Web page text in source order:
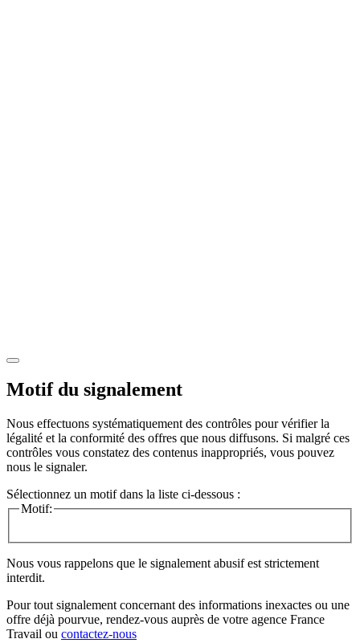
Motif du signalement
Nous effectuons systématiquement des contrôles pour vérifier la
légalité et la conformité des offres que nous diffusons. Si malgré ces
contrôles vous constatez des contenus inappropriés, vous pouvez
nous le signaler.
Sélectionnez un motif dans la liste ci-dessous :
Motif:
Nous vous rappelons que le signalement abusif est strictement
interdit.
Pour tout signalement concernant des informations inexactes ou une
offre déjà pourvue, rendez-vous auprès de votre agence France
Travail ou contactez-nous